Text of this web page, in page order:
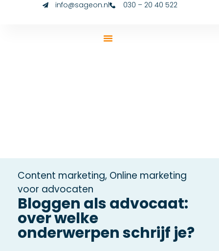
info@sageon.nl 030 – 20 40 522
Content marketing, Online marketing
voor advocaten
Bloggen als advocaat:
over welke
onderwerpen schrijf je?